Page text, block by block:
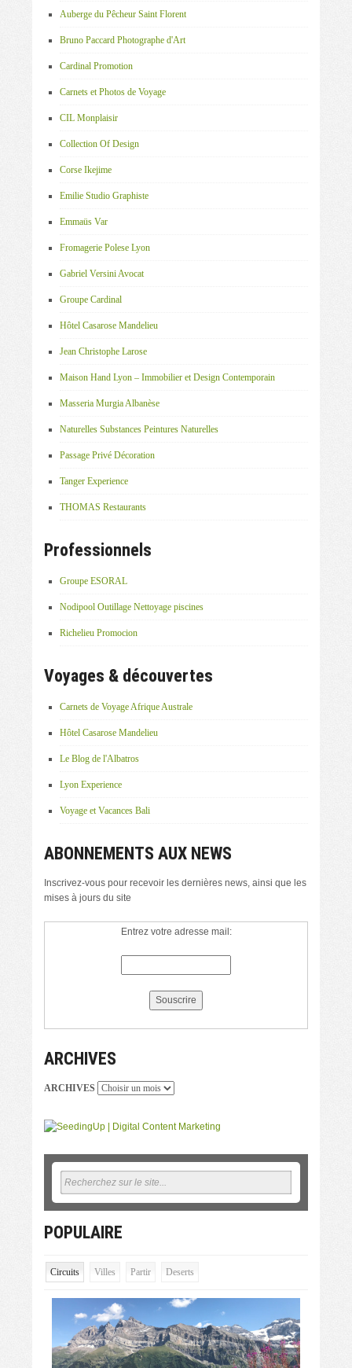
Auberge du Pêcheur Saint Florent
Bruno Paccard Photographe d'Art
Cardinal Promotion
Carnets et Photos de Voyage
CIL Monplaisir
Collection Of Design
Corse Ikejime
Emilie Studio Graphiste
Emmaüs Var
Fromagerie Polese Lyon
Gabriel Versini Avocat
Groupe Cardinal
Hôtel Casarose Mandelieu
Jean Christophe Larose
Maison Hand Lyon – Immobilier et Design Contemporain
Masseria Murgia Albanèse
Naturelles Substances Peintures Naturelles
Passage Privé Décoration
Tanger Experience
THOMAS Restaurants
Professionnels
Groupe ESORAL
Nodipool Outillage Nettoyage piscines
Richelieu Promocion
Voyages & découvertes
Carnets de Voyage Afrique Australe
Hôtel Casarose Mandelieu
Le Blog de l'Albatros
Lyon Experience
Voyage et Vacances Bali
ABONNEMENTS AUX NEWS
Inscrivez-vous pour recevoir les dernières news, ainsi que les
mises à jours du site
Entrez votre adresse mail:
ARCHIVES
ARCHIVES
POPULAIRE
Circuits Villes Partir Deserts